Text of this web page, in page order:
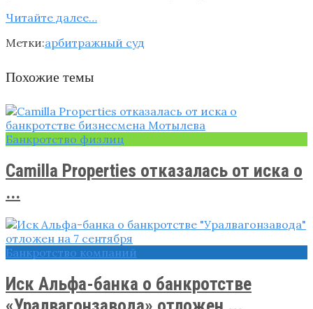
Читайте далее…
Метки:арбитражный суд
Похожие темы
Банкротство физлиц
Camilla Properties отказалась от иска о
...
Банкротство компаний
Иск Альфа-банка о банкротстве